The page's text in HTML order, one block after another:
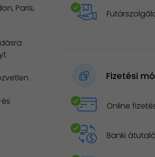
Paris,
Fizetési
Online
Banki